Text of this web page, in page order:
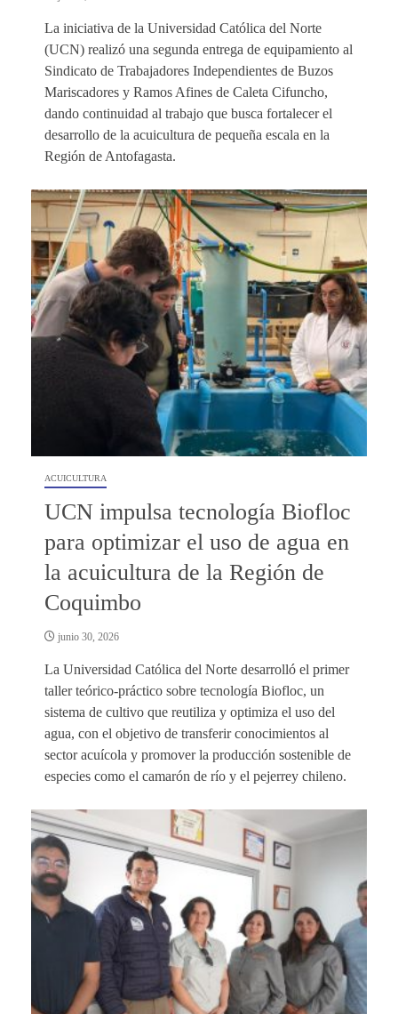
La iniciativa de la Universidad Católica del Norte
(UCN) realizó una segunda entrega de equipamiento al
Sindicato de Trabajadores Independientes de Buzos
Mariscadores y Ramos Afines de Caleta Cifuncho,
dando continuidad al trabajo que busca fortalecer el
desarrollo de la acuicultura de pequeña escala en la
Región de Antofagasta.
ACUICULTURA
UCN impulsa tecnología Biofloc
para optimizar el uso de agua en
la acuicultura de la Región de
Coquimbo
junio 30, 2026
La Universidad Católica del Norte desarrolló el primer
taller teórico-práctico sobre tecnología Biofloc, un
sistema de cultivo que reutiliza y optimiza el uso del
agua, con el objetivo de transferir conocimientos al
sector acuícola y promover la producción sostenible de
especies como el camarón de río y el pejerrey chileno.